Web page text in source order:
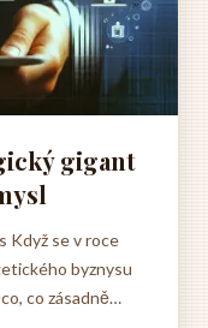
gigant
Když se v roce
byznysu
co zásadně